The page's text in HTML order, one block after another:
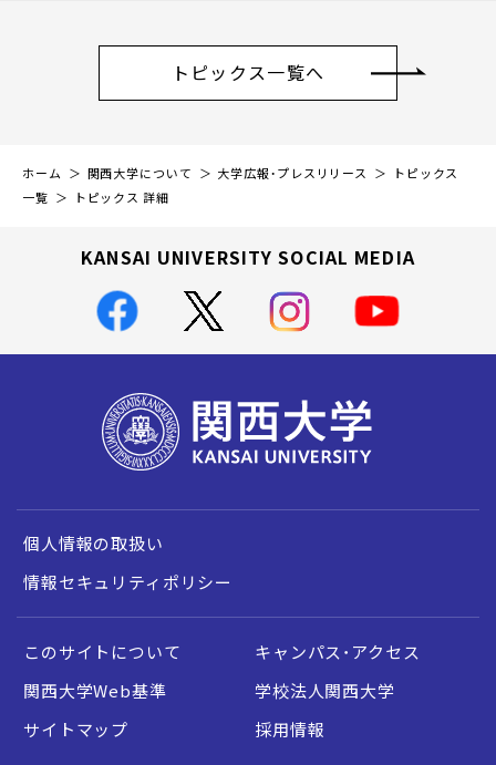
トピックス一覧へ
ホーム 関西大学について 大学広報・プレスリリース
トピックス
一覧
トピックス 詳細
KANSAI UNIVERSITY SOCIAL MEDIA
個人情報の取扱い
情報セキュリティポリシー
このサイトについて
キャンパス・アクセス
関西大学Web基準
学校法人関西大学
サイトマップ
採用情報